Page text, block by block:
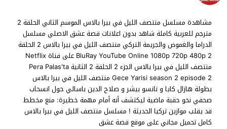
مشاهدة مسلسل منتصف الليل في بيرا بالاس الموسم الثاني الحلقة 2
مترجم للعربية كاملة شاهد بدون اعلانات قصة عشق الاصلي مسلسل
الدراما والغموض والجريمة التركي منتصف الليل في بيرا بالاس 2 الحلقة
2 BluRay YouTube Online 1080p 720p 480p على قناة Netflix
منتصف الليل في بيرا بالاس الجزء 2 الحلقة 2 الثانية Pera Palas'ta
Gece Yarisi season 2 episode 2 منتصف الليل في بيرا بالاس
بطولة هازال كايا و تانسو بيشر و صلاح الدين باسالي حول انسحاب
صحفي نحو حقبة ماضية ليكتشف أنه أمام مهمة خطيرة: منع مخطط
قد يقلب موازين تركيا الحديثة ! مسلسل منتصف الليل في بيرا بالاس
كامل تحميل مجاني على موقع قصة عشق